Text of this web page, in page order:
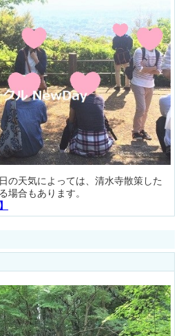
の天気によっては、清水寺散策した
場合もあります。